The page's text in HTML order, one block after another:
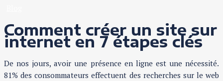
Comment créer un site sur
internet en 7 étapes clés
De nos jours, avoir une présence en ligne est une nécessité.
81% des consommateurs effectuent des recherches sur le web